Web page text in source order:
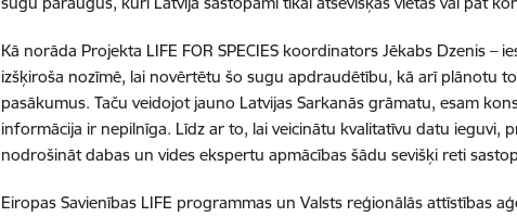
Kā norāda Projekta LIFE FOR SPECIES koordinators Jēkabs Dzenis –
izšķiroša nozīmē, lai novērtētu šo sugu apdraudētību, kā arī plānotu
pasākumus. Taču veidojot jauno Latvijas Sarkanās grāmatu, esam
informācija ir nepilnīga. Līdz ar to, lai veicinātu kvalitatīvu datu ieguvi,
nodrošināt dabas un vides ekspertu apmācības šādu sevišķi reti
Eiropas Savienības LIFE programmas un Valsts reģionālās attīstības